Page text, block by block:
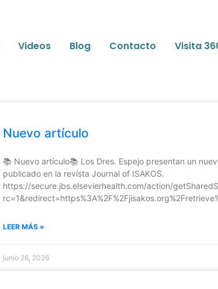
Videos Blog Contacto Visita
Nuevo artículo
📚 Nuevo artículo📚 Los Dres. Espejo presentan un
publicado en la revista Journal of ISAKOS.
https://secure.jbs.elsevierhealth.com/action/
LEER MÁS »
junio 26, 2026